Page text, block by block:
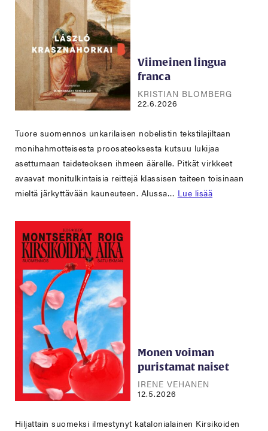
Viimeinen lingua
franca
KRISTIAN BLOMBERG
22.6.2026
Tuore suomennos unkarilaisen nobelistin tekstilajiltaan
monihahmotteisesta proosateoksesta kutsuu lukijaa
asettumaan taideteoksen ihmeen äärelle. Pitkät virkkeet
avaavat monitulkintaisia reittejä klassisen taiteen toisinaan
mieltä järkyttävään kauneuteen. Alussa… Lue lisää
Monen voiman
puristamat naiset
IRENE VEHANEN
12.5.2026
Hiljattain suomeksi ilmestynyt katalonialainen Kirsikoiden